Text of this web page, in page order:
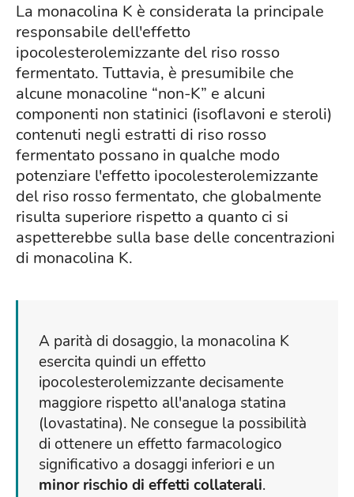
La monacolina K è considerata la principale
responsabile dell'effetto
ipocolesterolemizzante del riso rosso
fermentato. Tuttavia, è presumibile che
alcune monacoline “non-K” e alcuni
componenti non statinici (isoflavoni e steroli)
contenuti negli estratti di riso rosso
fermentato possano in qualche modo
potenziare l'effetto ipocolesterolemizzante
del riso rosso fermentato, che globalmente
risulta superiore rispetto a quanto ci si
aspetterebbe sulla base delle concentrazioni
di monacolina K.
A parità di dosaggio, la monacolina K
esercita quindi un effetto
ipocolesterolemizzante decisamente
maggiore rispetto all'analoga statina
(lovastatina). Ne consegue la possibilità
di ottenere un effetto farmacologico
significativo a dosaggi inferiori e un
minor rischio di effetti collaterali.